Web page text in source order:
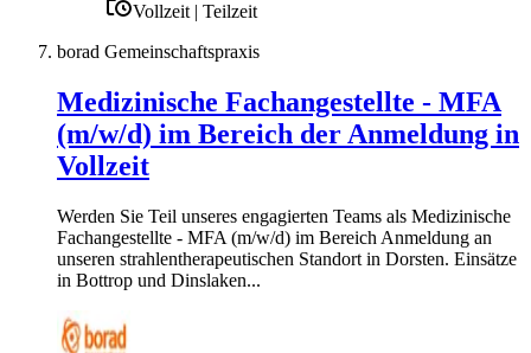
Vollzeit | Teilzeit
borad Gemeinschaftspraxis
Medizinische Fachangestellte - MFA
(m/w/d) im Bereich der Anmeldung in
Vollzeit
Werden Sie Teil unseres engagierten Teams als Medizinische
Fachangestellte - MFA (m/w/d) im Bereich Anmeldung an
unseren strahlentherapeutischen Standort in Dorsten. Einsätze
in Bottrop und Dinslaken...